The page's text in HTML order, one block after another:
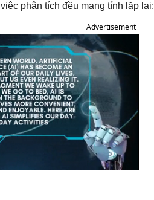
phân tích đều mang tính lặp lại:
Advertisement